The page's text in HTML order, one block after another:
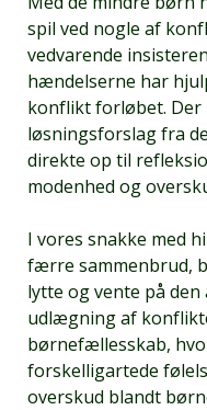
spil ved nogle af
vedvarende
hændelserne har
konflikt forløbet.
løsningsforslag fra
direkte op til
modenhed og
I vores snakke med
færre sammenbrud,
lytte og vente på
udlægning af
børnefællesskab,
forskelligartede
overskud blandt